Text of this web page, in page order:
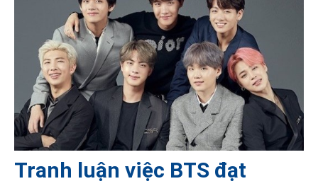
Tranh luận việc BTS đạt